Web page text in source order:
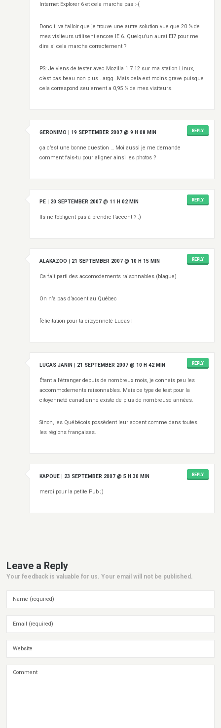
Internet Explorer 6 et cela marche pas :-(
Donc il va falloir que je trouve une autre solution vue que 20 % de
mes visiteurs utilisent encore IE 6. Quelqu’un aurai EI7 pour me
dire si cela marche correctement ?
PS: Je viens de tester avec Mozilla 1.7.12 sur ma station Linux,
c’est pas beau non plus.. argg…Mais cela est moins grave puisque
cela correspond seulement a 0,95 % de mes visiteurs.
GERONIMO 19 SEPTEMBER 2007 @ 9 H 08 MIN REPLY
ça c’est une bonne question … Moi aussi je me demande
comment fais-tu pour aligner ainsi les photos ?
PE 20 SEPTEMBER 2007 @ 11 H 02 MIN REPLY
Ils ne t’obligent pas à prendre l’accent ? :)
ALAKAZOO 21 SEPTEMBER 2007 @ 10 H 15 MIN REPLY
Ca fait parti des accomodements raisonnables (blague)
On n’a pas d’accent au Québec
félicitation pour ta citoyenneté Lucas !
LUCAS JANIN 21 SEPTEMBER 2007 @ 10 H 42 MIN REPLY
Étant a l’étranger depuis de nombreux mois, je connais peu les
accommodements raisonnables. Mais ce type de test pour la
citoyenneté canadienne existe de plus de nombreuse années.
Sinon, les Québécois possèdent leur accent comme dans toutes
les régions françaises.
KAPOUE 23 SEPTEMBER 2007 @ 5 H 30 MIN REPLY
merci pour la petite Pub ;)
Leave a Reply
Your feedback is valuable for us. Your email will not be published.